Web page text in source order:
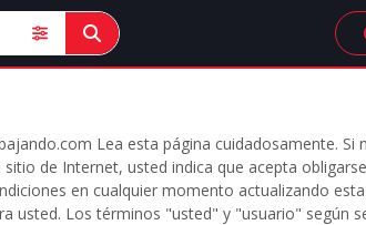
Lea esta página cuidadosamente. Si
de Internet, usted indica que acepta
en cualquier momento actualizando
usted. Los términos "usted" y "usuario" según